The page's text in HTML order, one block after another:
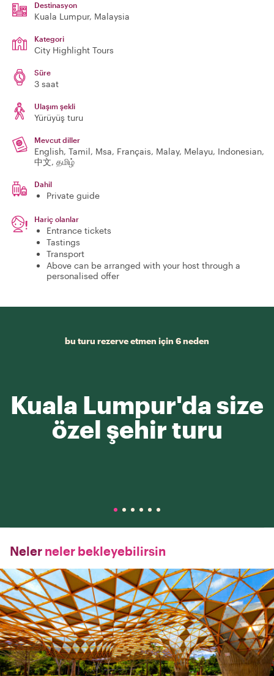
Destinasyon
Kuala Lumpur, Malaysia
Kategori
City Highlight Tours
Süre
3 saat
Ulaşım şekli
Yürüyüş turu
Mevcut diller
English, Tamil, Msa, Français, Malay, Melayu, Indonesian,
中文, தமிழ்
Dahil
Private guide
Hariç olanlar
Entrance tickets
Tastings
Transport
Above can be arranged with your host through a
personalised offer
bu turu rezerve etmen için 6 neden
Kuala Lumpur'da size
özel şehir turu
Neler neler bekleyebilirsin